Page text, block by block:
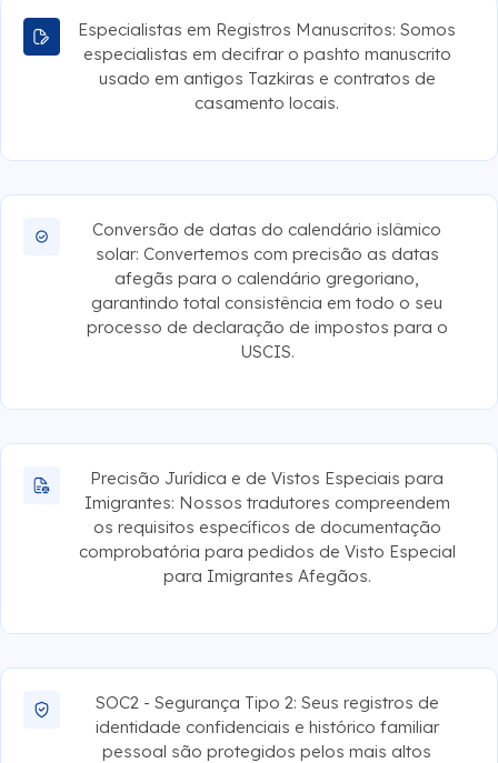
Especialistas em Registros Manuscritos: Somos
especialistas em decifrar o pashto manuscrito
usado em antigos Tazkiras e contratos de
casamento locais.
Conversão de datas do calendário islâmico
solar: Convertemos com precisão as datas
afegãs para o calendário gregoriano,
garantindo total consistência em todo o seu
processo de declaração de impostos para o
USCIS.
Precisão Jurídica e de Vistos Especiais para
Imigrantes: Nossos tradutores compreendem
os requisitos específicos de documentação
comprobatória para pedidos de Visto Especial
para Imigrantes Afegãos.
SOC2 - Segurança Tipo 2: Seus registros de
identidade confidenciais e histórico familiar
pessoal são protegidos pelos mais altos